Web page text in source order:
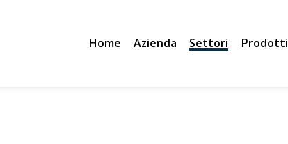
Home Azienda Settori Prodotti